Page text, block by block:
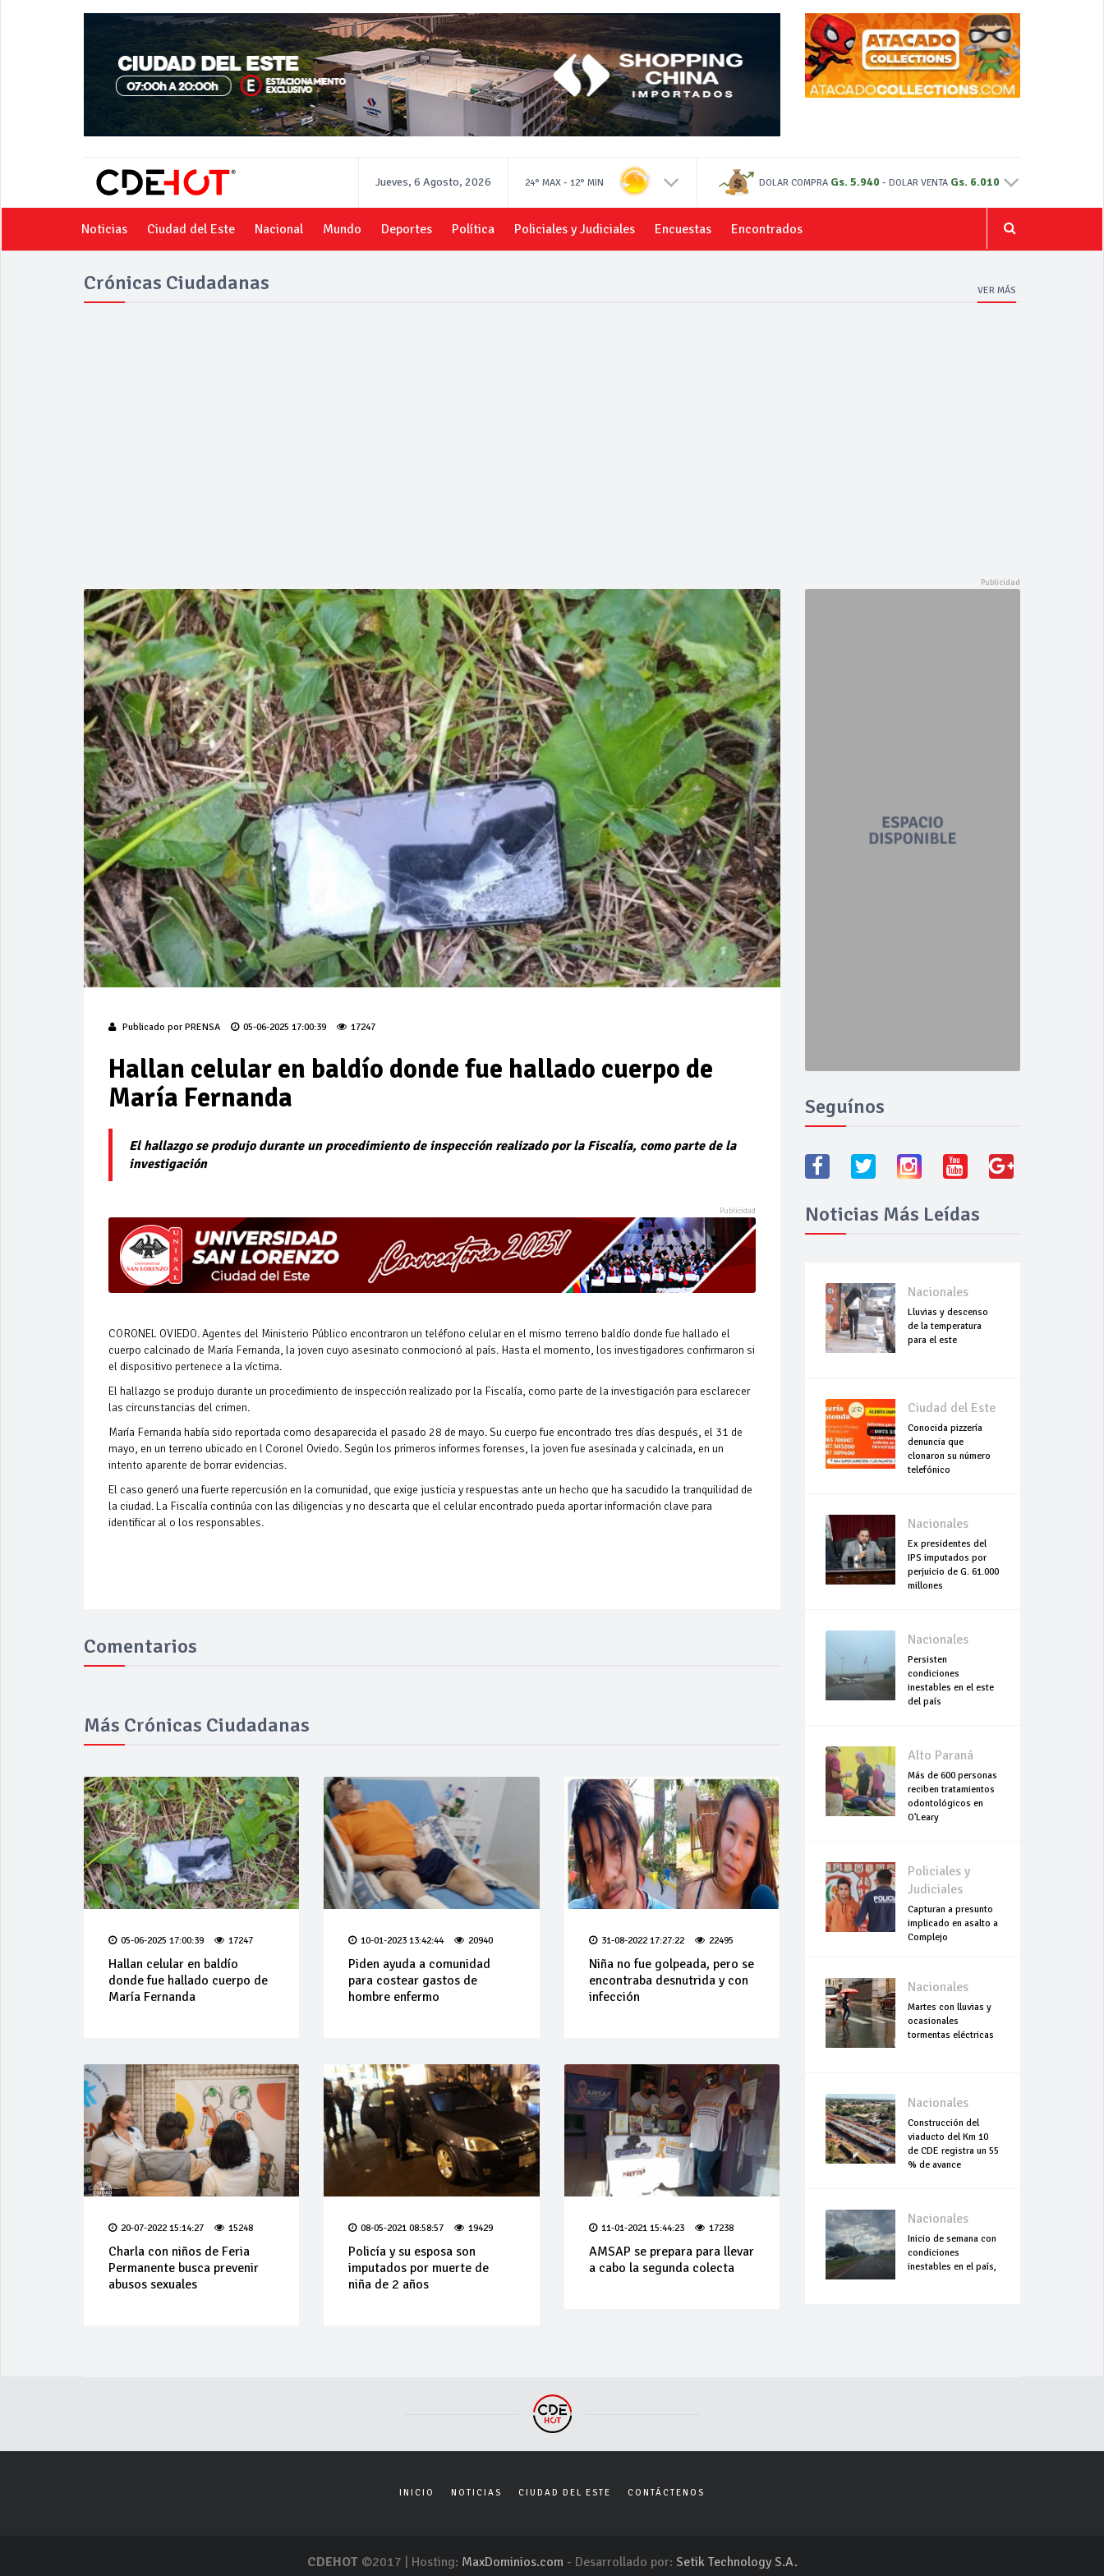
Jueves, 6 Agosto, 2026 24° MAX - 12° MIN DOLAR COMPRA Gs. 5.940 - DOLAR VENTA Gs. 6.010
Noticias Ciudad del Este Nacional Mundo Deportes Política Policiales y Judiciales Encuestas Encontrados
Crónicas Ciudadanas VER MÁS
Publicado por PRENSA 05-06-2025 17:00:39 17247
Hallan celular en baldío donde fue hallado cuerpo de
María Fernanda
El hallazgo se produjo durante un procedimiento de inspección realizado por la Fiscalía, como parte de la
investigación
CORONEL OVIEDO. Agentes del Ministerio Público encontraron un teléfono celular en el mismo terreno baldío donde fue hallado el
cuerpo calcinado de María Fernanda, la joven cuyo asesinato conmocionó al país. Hasta el momento, los investigadores confirmaron si
el dispositivo pertenece a la víctima.
El hallazgo se produjo durante un procedimiento de inspección realizado por la Fiscalía, como parte de la investigación para esclarecer
las circunstancias del crimen.
María Fernanda había sido reportada como desaparecida el pasado 28 de mayo. Su cuerpo fue encontrado tres días después, el 31 de
mayo, en un terreno ubicado en l Coronel Oviedo. Según los primeros informes forenses, la joven fue asesinada y calcinada, en un
intento aparente de borrar evidencias.
El caso generó una fuerte repercusión en la comunidad, que exige justicia y respuestas ante un hecho que ha sacudido la tranquilidad de
la ciudad. La Fiscalía continúa con las diligencias y no descarta que el celular encontrado pueda aportar información clave para
identificar al o los responsables.
Comentarios
Más Crónicas Ciudadanas
05-06-2025 17:00:39 17247
Hallan celular en baldío
donde fue hallado cuerpo de
María Fernanda
10-01-2023 13:42:44 20940
Piden ayuda a comunidad
para costear gastos de
hombre enfermo
31-08-2022 17:27:22 22495
Niña no fue golpeada, pero se
encontraba desnutrida y con
infección
20-07-2022 15:14:27 15248
Charla con niños de Feria
Permanente busca prevenir
abusos sexuales
08-05-2021 08:58:57 19429
Policía y su esposa son
imputados por muerte de
niña de 2 años
11-01-2021 15:44:23 17238
AMSAP se prepara para llevar
a cabo la segunda colecta
Seguínos
Noticias Más Leídas
Nacionales
Lluvias y descenso
de la temperatura
para el este
Ciudad del Este
Conocida pizzería
denuncia que
clonaron su número
telefónico
Nacionales
Ex presidentes del
IPS imputados por
perjuicio de G. 61.000
millones
Nacionales
Persisten
condiciones
inestables en el este
del país
Alto Paraná
Más de 600 personas
reciben tratamientos
odontológicos en
O'Leary
Policiales y
Judiciales
Capturan a presunto
implicado en asalto a
Complejo
Nacionales
Martes con lluvias y
ocasionales
tormentas eléctricas
Nacionales
Construcción del
viaducto del Km 10
de CDE registra un 55
% de avance
Nacionales
Inicio de semana con
condiciones
inestables en el país,
INICIO NOTICIAS CIUDAD DEL ESTE CONTÁCTENOS
CDEHOT©2017 | Hosting: MaxDominios.com - Desarrollado por: Setik Technology S.A.